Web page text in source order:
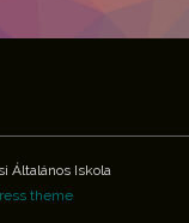
Általános Iskola
theme